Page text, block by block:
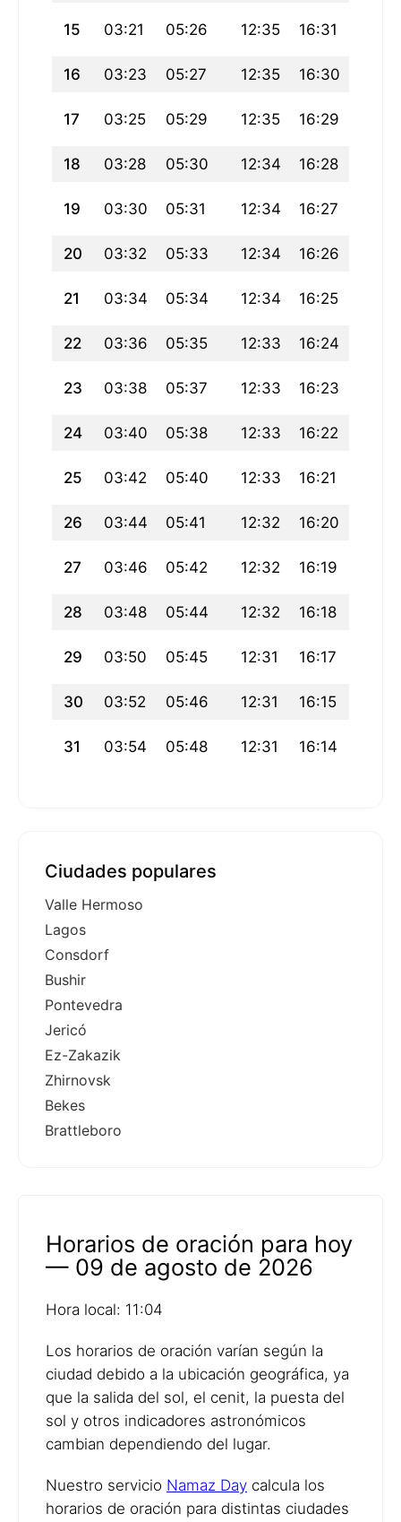
15 03:21 05:26 12:35 16:31
16 03:23 05:27 12:35 16:30
17 03:25 05:29 12:35 16:29
18 03:28 05:30 12:34 16:28
19 03:30 05:31 12:34 16:27
20 03:32 05:33 12:34 16:26
21 03:34 05:34 12:34 16:25
22 03:36 05:35 12:33 16:24
23 03:38 05:37 12:33 16:23
24 03:40 05:38 12:33 16:22
25 03:42 05:40 12:33 16:21
26 03:44 05:41 12:32 16:20
27 03:46 05:42 12:32 16:19
28 03:48 05:44 12:32 16:18
29 03:50 05:45 12:31 16:17
30 03:52 05:46 12:31 16:15
31 03:54 05:48 12:31 16:14
Ciudades populares
Valle Hermoso
Lagos
Consdorf
Bushir
Pontevedra
Jericó
Ez-Zakazik
Zhirnovsk
Bekes
Brattleboro
Horarios de oración para hoy
— 09 de agosto de 2026
Hora local: 11:04
Los horarios de oración varían según la
ciudad debido a la ubicación geográfica, ya
que la salida del sol, el cenit, la puesta del
sol y otros indicadores astronómicos
cambian dependiendo del lugar.
Nuestro servicio Namaz Day calcula los
horarios de oración para distintas ciudades